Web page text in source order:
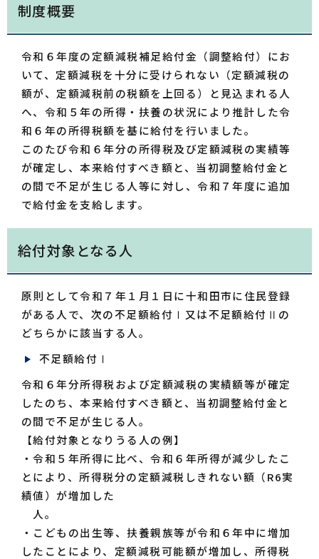
制度概要
令和６年度の定額減税補足給付金（調整給付）にお
いて、定額減税を十分に受けられない（定額減税の
額が、定額減税前の税額を上回る）と見込まれる人
へ、令和５年の所得・扶養の状況により推計した令
和６年の所得税額を基に給付を行いました。
このたび令和６年分の所得税及び定額減税の実績等
が確定し、本来給付すべき額と、当初調整給付金と
の間で不足が生じる人等に対し、令和７年度に追加
で給付金を支給します。
給付対象となる人
原則として令和７年１月１日に十和田市に住民登録
がある人で、次の不足額給付Ⅰ又は不足額給付Ⅱの
どちらかに該当する人。
不足額給付Ⅰ
令和６年分所得税および定額減税の実績額等が確定
したのち、本来給付すべき額と、当初調整給付金と
の間で不足が生じる人。
【給付対象となりうる人の例】
・令和５年所得に比べ、令和６年所得が減少したこ
とにより、所得税分の定額減税しきれない額（R6実
績値）が増加した
人。
・こどもの出生等、扶養親族等が令和６年中に増加
したことにより、定額減税可能額が増加し、所得税